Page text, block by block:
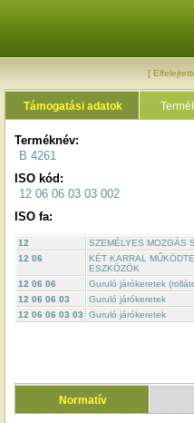
[
Támogatási adatok
Terméknév:
B 4261
ISO kód:
12 06 06 03 03 002
ISO fa:
12
SZEMÉLYES MOZGÁS
12 06
KÉT KARRAL
ESZKÖZÖK
12 06 06
Guruló járókeretek
12 06 06 03
Guruló járókeretek
12 06 06 03 03
Guruló járókeretek
Normatív